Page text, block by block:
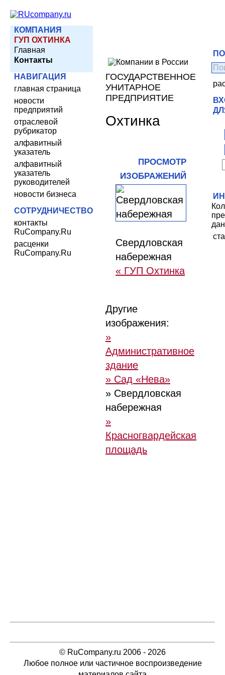
КОМПАНИЯ
ГУП ОХТИНКА
Главная
Контакты
НАВИГАЦИЯ
главная страница
новости
предприятий
отраслевой
рубрикатор
алфавитный
указатель
алфавитный
указатель
руководителей
новости бизнеса
СОТРУДНИЧЕСТВО
контакты
RuCompany.Ru
расценки
RuCompany.Ru
ГОСУДАРСТВЕННОЕ
УНИТАРНОЕ
ПРЕДПРИЯТИЕ
Охтинка
ПРОСМОТР
ИЗОБРАЖЕНИЙ
Свердловская
набережная
« ГУП Охтинка
Другие
изображения:
»
Административное
здание
» Сад «Нева»
» Свердловская
набережная
»
Красногвардейская
площадь
© RuCompany.ru 2006 - 2026
Любое полное или частичное воспроизведение